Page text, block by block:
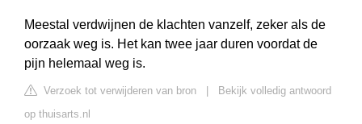
Meestal verdwijnen de klachten vanzelf, zeker als de
oorzaak weg is. Het kan twee jaar duren voordat de
pijn helemaal weg is.
Verzoek tot verwijderen van bron
Bekijk volledig antwoord
op thuisarts.nl